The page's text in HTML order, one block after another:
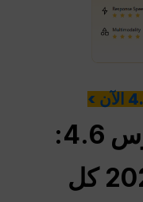
نقدم لكم كلود أوبوس 4.6:
لماذا تغير ترقية 2026 كل